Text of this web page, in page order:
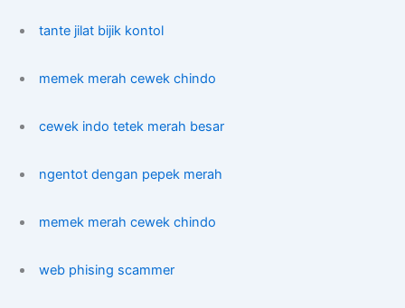
tante jilat bijik kontol
memek merah cewek chindo
cewek indo tetek merah besar
ngentot dengan pepek merah
memek merah cewek chindo
web phising scammer